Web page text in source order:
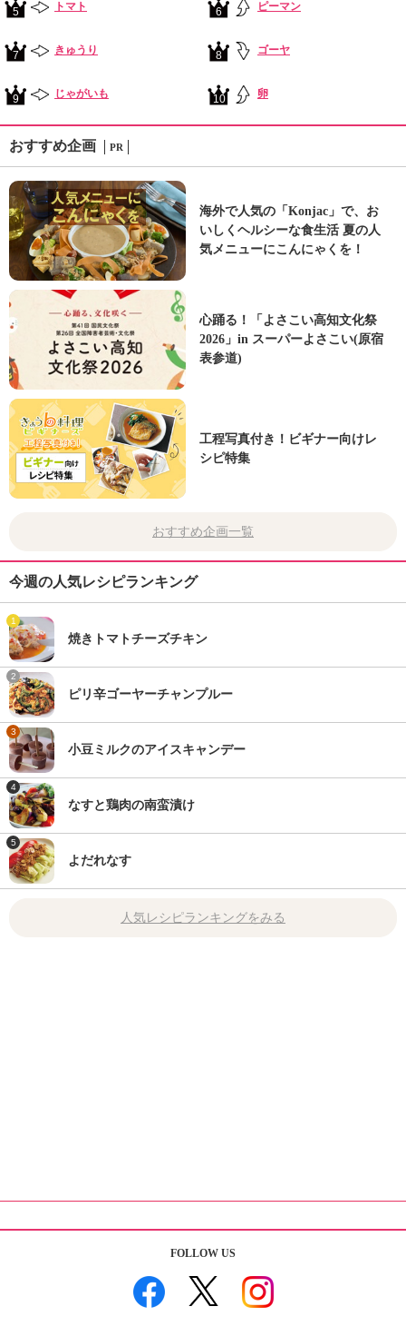
5 トマト 6 ピーマン
7 きゅうり 8 ゴーヤ
9 じゃがいも 10 卵
おすすめ企画 PR
海外で人気の「Konjac」で、お
いしくヘルシーな食生活 夏の人
気メニューにこんにゃくを！
心踊る！「よさこい高知文化祭
2026」in スーパーよさこい(原宿
表参道)
工程写真付き！ビギナー向けレ
シピ特集
おすすめ企画一覧
今週の人気レシピランキング
1
焼きトマトチーズチキン
2
ピリ辛ゴーヤーチャンプルー
3
小豆ミルクのアイスキャンデー
4
なすと鶏肉の南蛮漬け
5
よだれなす
人気レシピランキングをみる
FOLLOW US